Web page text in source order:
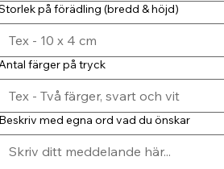
på förädling (bredd & höjd)
färger på tryck
med egna ord vad du önskar